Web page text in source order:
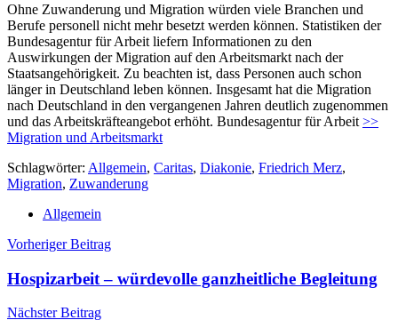
Ohne Zuwanderung und Migration würden viele Branchen und
Berufe personell nicht mehr besetzt werden können. Statistiken der
Bundesagentur für Arbeit liefern Informationen zu den
Auswirkungen der Migration auf den Arbeitsmarkt nach der
Staatsangehörigkeit. Zu beachten ist, dass Personen auch schon
länger in Deutschland leben können. Insgesamt hat die Migration
nach Deutschland in den vergangenen Jahren deutlich zugenommen
und das Arbeitskräfteangebot erhöht. Bundesagentur für Arbeit >>
Migration und Arbeitsmarkt
Schlagwörter: Allgemein, Caritas, Diakonie, Friedrich Merz,
Migration, Zuwanderung
Allgemein
Beitragsnavigation
Vorheriger Beitrag
Hospizarbeit – würdevolle ganzheitliche Begleitung
Nächster Beitrag